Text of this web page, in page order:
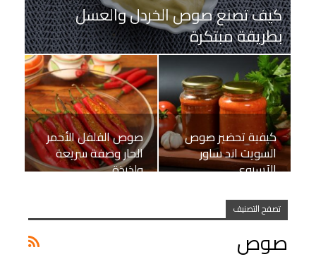
كيف تصنع صوص الخردل والعسل
بطريقة مبتكرة
كيفية تحضير صوص
السويت اند ساور
الآسيوي
صوص الفلفل الأحمر
الحار وصفة سريعة
ولذيذة
تصفح التصنيف
صوص